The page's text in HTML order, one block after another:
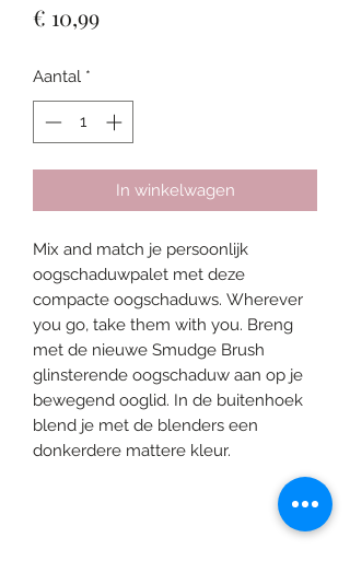
€ 10,99Prijs
Aantal *
In winkelwagen
Mix and match je persoonlijk
oogschaduwpalet met deze
compacte oogschaduws. Wherever
you go, take them with you. Breng
met de nieuwe Smudge Brush
glinsterende oogschaduw aan op je
bewegend ooglid. In de buitenhoek
blend je met de blenders een
donkerdere mattere kleur.